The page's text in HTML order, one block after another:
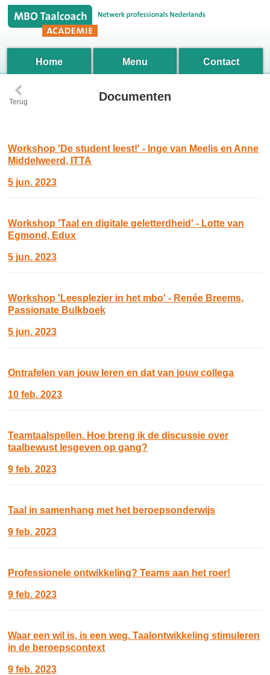
Home Menu Contact
‹
Terug Documenten
Workshop 'De student leest!' - Inge van Meelis en Anne
Middelweerd, ITTA
5 jun. 2023
Workshop 'Taal en digitale geletterdheid' - Lotte van
Egmond, Edux
5 jun. 2023
Workshop 'Leesplezier in het mbo' - Renée Breems,
Passionate Bulkboek
5 jun. 2023
Ontrafelen van jouw leren en dat van jouw collega
10 feb. 2023
Teamtaalspellen. Hoe breng ik de discussie over
taalbewust lesgeven op gang?
9 feb. 2023
Taal in samenhang met het beroepsonderwijs
9 feb. 2023
Professionele ontwikkeling? Teams aan het roer!
9 feb. 2023
Waar een wil is, is een weg. Taalontwikkeling stimuleren
in de beroepscontext
9 feb. 2023